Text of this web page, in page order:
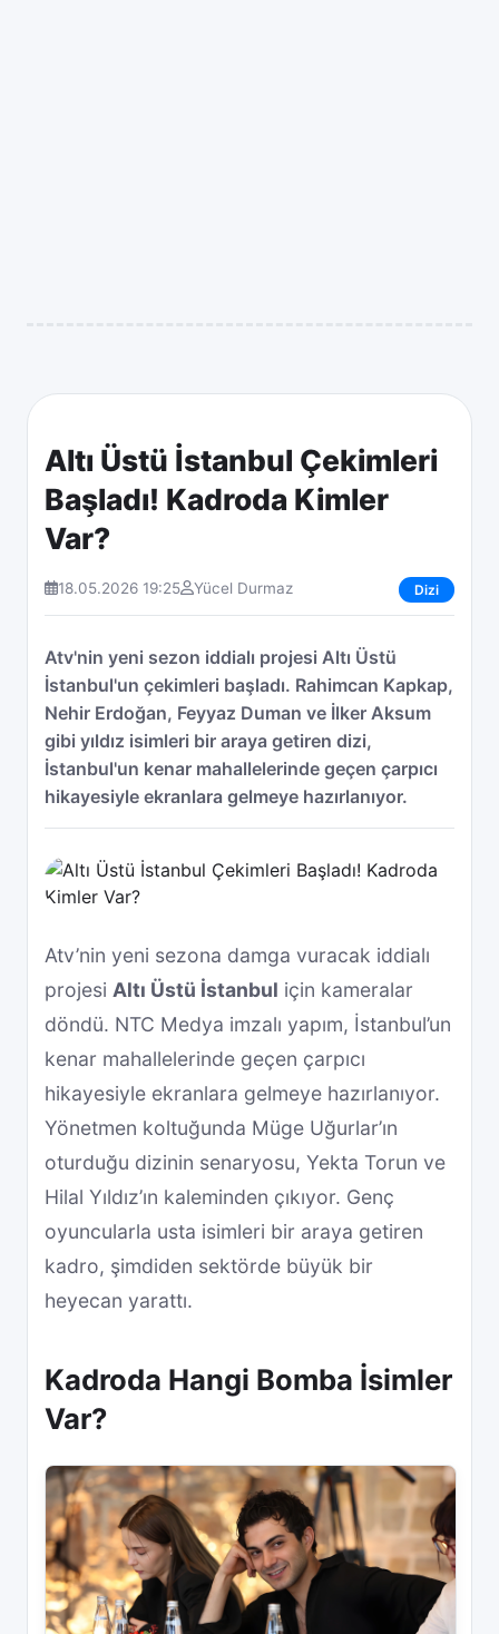
Altı Üstü İstanbul Çekimleri
Başladı! Kadroda Kimler
Var?
18.05.2026 19:25 Yücel Durmaz Dizi
Atv'nin yeni sezon iddialı projesi Altı Üstü
İstanbul'un çekimleri başladı. Rahimcan Kapkap,
Nehir Erdoğan, Feyyaz Duman ve İlker Aksum
gibi yıldız isimleri bir araya getiren dizi,
İstanbul'un kenar mahallelerinde geçen çarpıcı
hikayesiyle ekranlara gelmeye hazırlanıyor.
Atv’nin yeni sezona damga vuracak iddialı
projesi Altı Üstü İstanbul için kameralar
döndü. NTC Medya imzalı yapım, İstanbul’un
kenar mahallelerinde geçen çarpıcı
hikayesiyle ekranlara gelmeye hazırlanıyor.
Yönetmen koltuğunda Müge Uğurlar’ın
oturduğu dizinin senaryosu, Yekta Torun ve
Hilal Yıldız’ın kaleminden çıkıyor. Genç
oyuncularla usta isimleri bir araya getiren
kadro, şimdiden sektörde büyük bir
heyecan yarattı.
Kadroda Hangi Bomba İsimler
Var?